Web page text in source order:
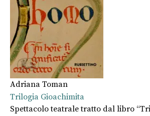
Adriana Toman
Trilogia Gioachimita
Spettacolo teatrale tratto dal libro “